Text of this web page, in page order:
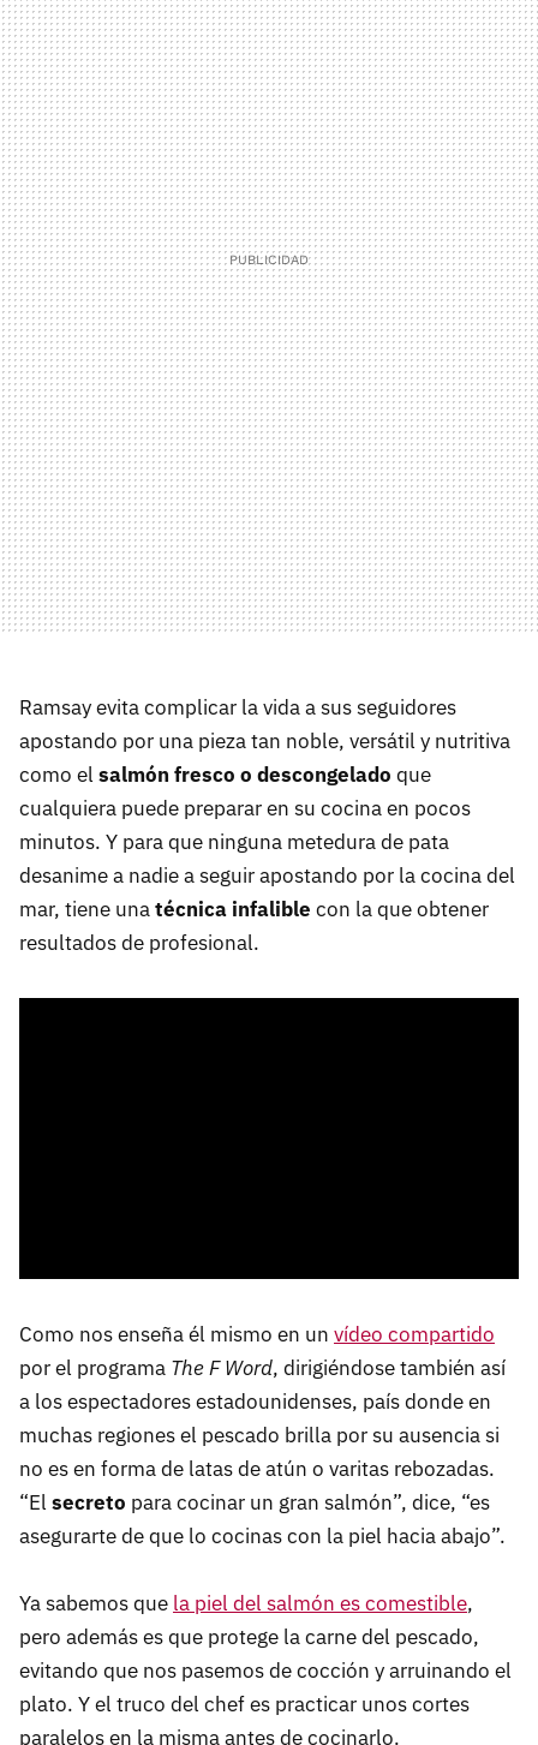
Ramsay evita complicar la vida a sus seguidores
apostando por una pieza tan noble, versátil y nutritiva
como el salmón fresco o descongelado que
cualquiera puede preparar en su cocina en pocos
minutos. Y para que ninguna metedura de pata
desanime a nadie a seguir apostando por la cocina del
mar, tiene unatécnica infalible con la que obtener
resultados de profesional.
Como nos enseña él mismo en un vídeo compartido
por el programa The F Word, dirigiéndose también así
a los espectadores estadounidenses, país donde en
muchas regiones el pescado brilla por su ausencia si
no es en forma de latas de atún o varitas rebozadas.
“El secreto para cocinar un gran salmón”, dice, “es
asegurarte de que lo cocinas con la piel hacia abajo”.
Ya sabemos que la piel del salmón es comestible,
pero además es que protege la carne del pescado,
evitando que nos pasemos de cocción y arruinando el
plato. Y el truco del chef es practicar unos cortes
paralelos en la misma antes de cocinarlo.